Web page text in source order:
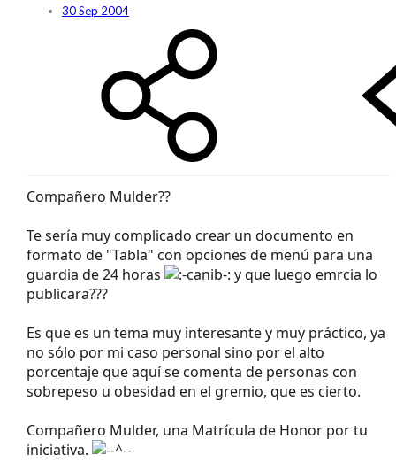
30 Sep 2004
Compañero Mulder??
Te sería muy complicado crear un documento en
formato de "Tabla" con opciones de menú para una
guardia de 24 horas
y que luego emrcia lo
publicara???
Es que es un tema muy interesante y muy práctico, ya
no sólo por mi caso personal sino por el alto
porcentaje que aquí se comenta de personas con
sobrepeso u obesidad en el gremio, que es cierto.
Compañero Mulder, una Matrícula de Honor por tu
iniciativa.